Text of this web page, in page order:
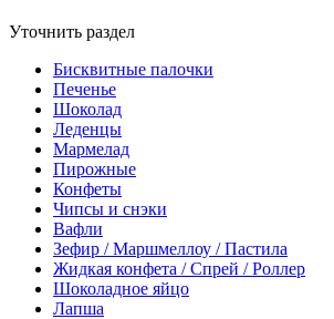
Уточнить раздел
Бисквитные палочки
Печенье
Шоколад
Леденцы
Мармелад
Пирожные
Конфеты
Чипсы и снэки
Вафли
Зефир / Маршмеллоу / Пастила
Жидкая конфета / Спрей / Роллер
Шоколадное яйцо
Лапша